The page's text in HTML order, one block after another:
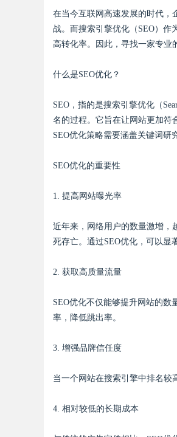
uz
Bo
在当今互联网高速发展的时代，
战。而搜索引擎优化（SEO）作
高转化率。因此，寻找一家专业
什么是SEO优化？
SEO，指的是搜索引擎优化（
名的过程。它旨在让网站更加符
SEO优化策略需要涵盖关键词研
SEO优化的重要性
1. 提高网站曝光率
近年来，网络用户的数量激增，
死存亡。通过SEO优化，可以显
2. 获取高质量流量
SEO优化不仅能够提升网站的
率，降低跳出率。
3. 增强品牌信任度
当一个网站在搜索引擎中排名较
4. 相对较低的长期成本
牢工矿机器狗全域巡检识别能